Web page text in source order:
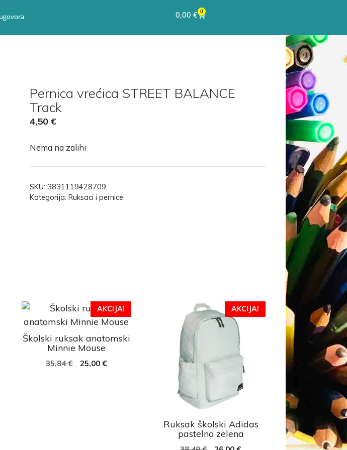
0,00€ 0
Pernica vrećica STREET BALANCE
Track
4,50 €
Nema na zalihi
SKU: 3831119428709
Kategorija: Ruksaci i pernice
AKCIJA!
Školski ruksak anatomski
Minnie Mouse
35,84€ 25,00 €
AKCIJA!
Ruksak školski Adidas
pastelno zelena